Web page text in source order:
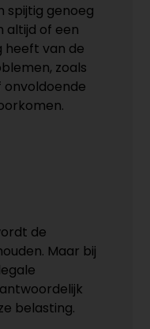
spijtig genoeg
altijd of een
heeft van de
zoals
de
Maar bij
belasting.